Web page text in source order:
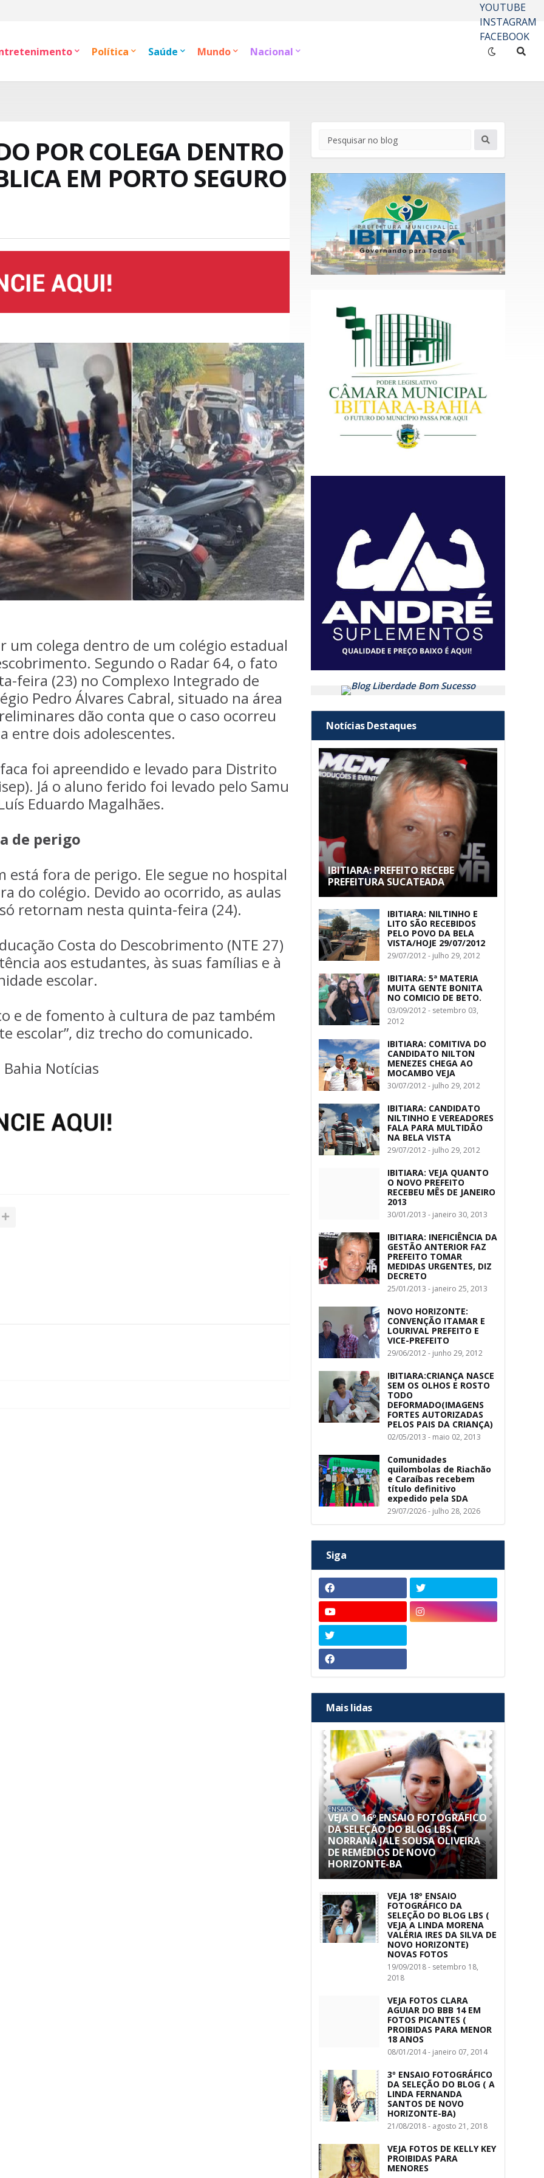
YOUTUBE
INSTAGRAM
FACEBOOK
Política Saúde Mundo Nacional
POR COLEGA DENTRO
EM PORTO SEGURO
um colega dentro de um colégio estadual
Segundo o Radar 64, o fato
feira (23) no Complexo Integrado de
Pedro Álvares Cabral, situado na área
dão conta que o caso ocorreu
entre dois adolescentes.
foi apreendido e levado para Distrito
Já o aluno ferido foi levado pelo Samu
Eduardo Magalhães.
de perigo
está fora de perigo. Ele segue no hospital
do colégio. Devido ao ocorrido, as aulas
retornam nesta quinta-feira (24).
Costa do Descobrimento (NTE 27)
aos estudantes, às suas famílias e à
escolar.
e de fomento à cultura de paz também
escolar”, diz trecho do comunicado.
Notícias
Notícias Destaques
IBITIARA: PREFEITO RECEBE
PREFEITURA SUCATEADA
IBITIARA: NILTINHO E
LITO SÃO RECEBIDOS
PELO POVO DA BELA
VISTA/HOJE 29/07/2012
29/07/2012 - julho 29, 2012
IBITIARA: 5ª MATERIA
MUITA GENTE BONITA
NO COMICIO DE BETO.
03/09/2012 - setembro 03,
2012
IBITIARA: COMITIVA DO
CANDIDATO NILTON
MENEZES CHEGA AO
MOCAMBO VEJA
30/07/2012 - julho 29, 2012
IBITIARA: CANDIDATO
NILTINHO E VEREADORES
FALA PARA MULTIDÃO
NA BELA VISTA
29/07/2012 - julho 29, 2012
IBITIARA: VEJA QUANTO
O NOVO PREFEITO
RECEBEU MÊS DE JANEIRO
2013
30/01/2013 - janeiro 30, 2013
IBITIARA: INEFICIÊNCIA DA
GESTÃO ANTERIOR FAZ
PREFEITO TOMAR
MEDIDAS URGENTES, DIZ
DECRETO
25/01/2013 - janeiro 25, 2013
NOVO HORIZONTE:
CONVENÇÃO ITAMAR E
LOURIVAL PREFEITO E
VICE-PREFEITO
29/06/2012 - junho 29, 2012
IBITIARA:CRIANÇA NASCE
SEM OS OLHOS E ROSTO
TODO
DEFORMADO(IMAGENS
FORTES AUTORIZADAS
PELOS PAIS DA CRIANÇA)
02/05/2013 - maio 02, 2013
Comunidades
quilombolas de Riachão
e Caraíbas recebem
título definitivo
expedido pela SDA
29/07/2026 - julho 28, 2026
Siga
Mais lidas
ENSAIOS
VEJA O 16º ENSAIO FOTOGRÁFICO
DA SELEÇÃO DO BLOG LBS (
NORRANA JALE SOUSA OLIVEIRA
DE REMÉDIOS DE NOVO
HORIZONTE-BA
VEJA 18º ENSAIO
FOTOGRÁFICO DA
SELEÇÃO DO BLOG LBS (
VEJA A LINDA MORENA
VALÉRIA IRES DA SILVA DE
NOVO HORIZONTE)
NOVAS FOTOS
19/09/2018 - setembro 18,
2018
VEJA FOTOS CLARA
AGUIAR DO BBB 14 EM
FOTOS PICANTES (
PROIBIDAS PARA MENOR
18 ANOS
08/01/2014 - janeiro 07, 2014
3º ENSAIO FOTOGRÁFICO
DA SELEÇÃO DO BLOG ( A
LINDA FERNANDA
SANTOS DE NOVO
HORIZONTE-BA)
21/08/2018 - agosto 21, 2018
VEJA FOTOS DE KELLY KEY
PROIBIDAS PARA
MENORES